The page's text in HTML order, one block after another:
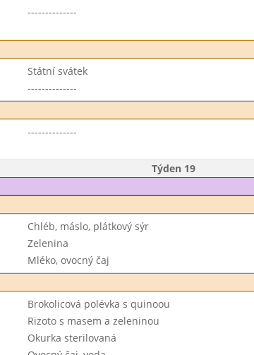
--------------
Státní svátek
--------------
--------------
Týden 19
Chléb, máslo, plátkový sýr
Zelenina
Mléko, ovocný čaj
Brokolicová polévka s quinoou
Rizoto s masem a zeleninou
Okurka sterilovaná